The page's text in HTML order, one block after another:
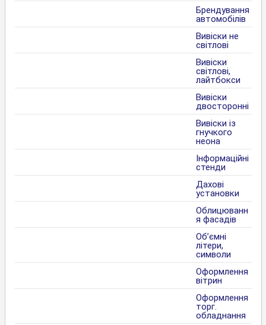
Брендування
автомобілів
Вивіски не
світлові
Вивіски
світлові,
лайтбокси
Вивіски
двосторонні
Вивіски із
гнучкого
неона
Інформаційні
стенди
Дахові
установки
Облицюванн
я фасадів
Об’ємні
літери,
символи
Оформлення
вітрин
Оформлення
торг.
обладнання